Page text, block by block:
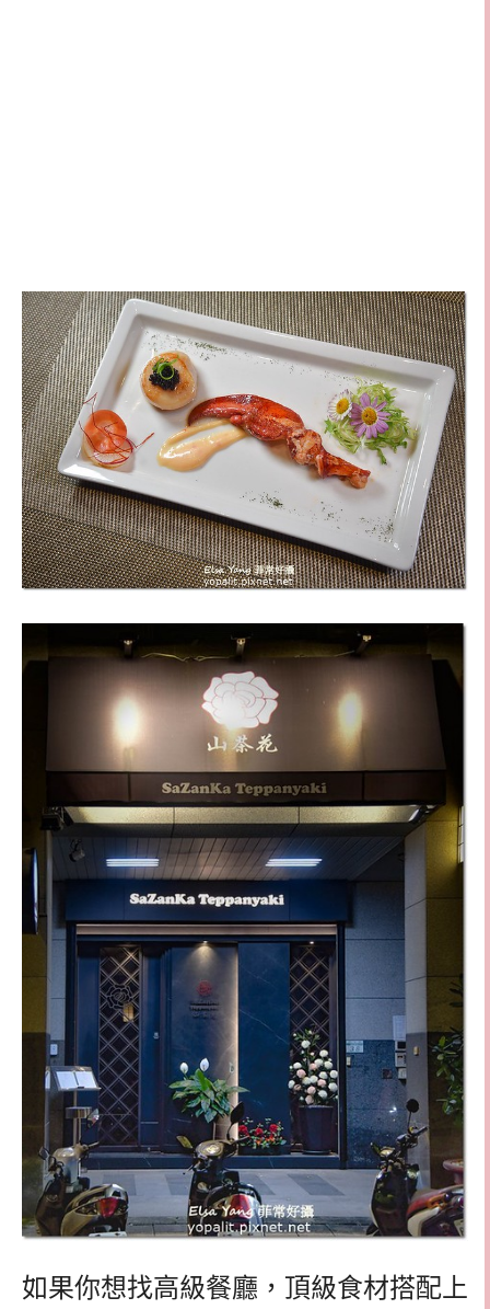
如果你想找高級餐廳，頂級食材搭配上